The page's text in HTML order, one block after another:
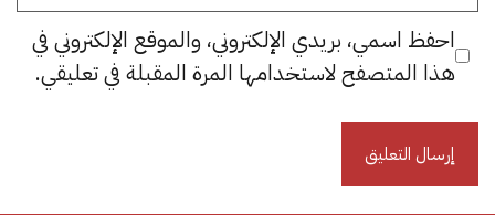
احفظ اسمي، بريدي الإلكتروني، والموقع الإلكتروني في
هذا المتصفح لاستخدامها المرة المقبلة في تعليقي.